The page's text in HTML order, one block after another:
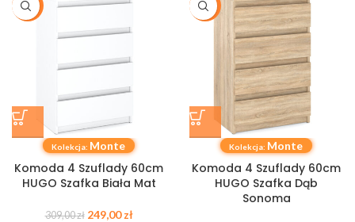
-19%
Kolekcja: Monte
Komoda 4 Szuflady 60cm
HUGO Szafka Biała Mat
309,00zł 249,00zł
-19%
Kolekcja: Monte
Komoda 4 Szuflady 60cm
HUGO Szafka Dąb
Sonoma